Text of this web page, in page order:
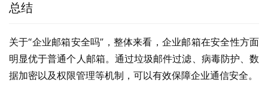
总结
关于“企业邮箱安全吗”，整体来看，企业邮箱在安全性方面
明显优于普通个人邮箱。通过垃圾邮件过滤、病毒防护、数
据加密以及权限管理等机制，可以有效保障企业通信安全。